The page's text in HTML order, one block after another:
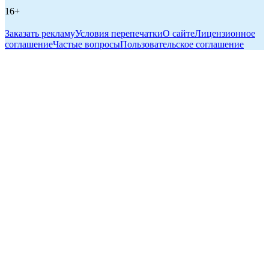
16+
Заказать рекламуУсловия перепечаткиО сайтеЛицензионное
соглашениеЧастые вопросыПользовательское соглашение